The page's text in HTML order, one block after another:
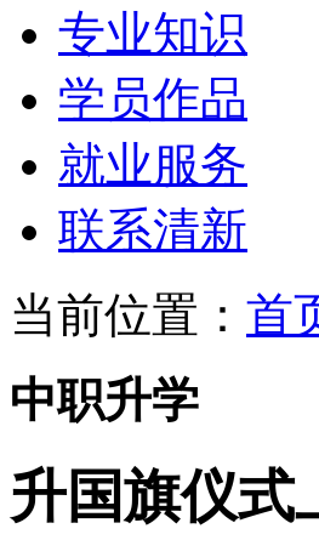
专业知识
学员作品
就业服务
联系清新
当前位置： 首
中职升学
升国旗仪式